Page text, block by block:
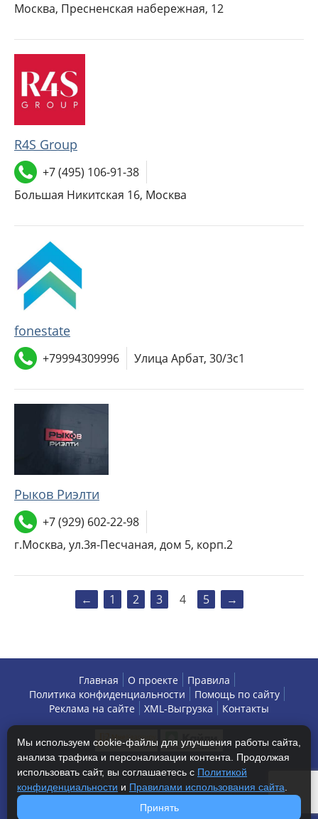
Москва, Пресненская набережная, 12
R4S Group
+7 (495) 106-91-38
Большая Никитская 16, Москва
fonestate
+79994309996 Улица Арбат, 30/3с1
Рыков Риэлти
+7 (929) 602-22-98
г.Москва, ул.3я-Песчаная, дом 5, корп.2
← 1 2 3 4 5 →
Главная О проекте
Правила
Политика конфиденциальности
Помощь по сайту
Реклама на сайте
XML-Выгрузка Контакты
Copyright © 2013-2026 БизнесАренда - коммерческая
недвижимость, г. Москва. Все права защищены.
Мы используем cookie-файлы для улучшения работы сайта,
анализа трафика и персонализации контента. Продолжая
использовать сайт, вы соглашаетесь с Политикой
конфиденциальности и Правилами использования сайта
Принять